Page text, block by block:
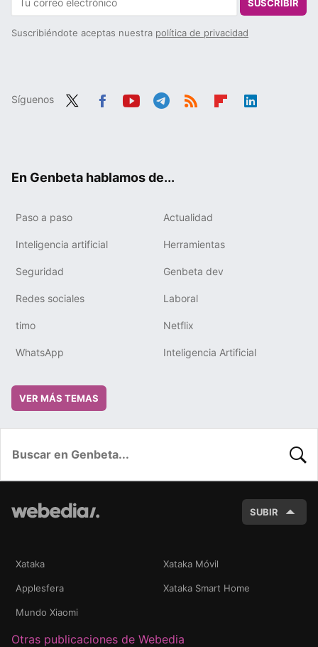
SUSCRIBIR
Suscribiéndote aceptas nuestra política de privacidad
Síguenos
En Genbeta hablamos de...
Paso a paso Actualidad
Inteligencia artificial Herramientas
Seguridad Genbeta dev
Redes sociales Laboral
timo Netflix
WhatsApp Inteligencia Artificial
VER MÁS TEMAS
SUBIR
Xataka Xataka Móvil
Applesfera Xataka Smart Home
Mundo Xiaomi
Otras publicaciones de Webedia